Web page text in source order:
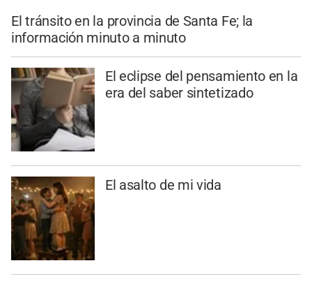
El tránsito en la provincia de Santa Fe; la
información minuto a minuto
El eclipse del pensamiento en la
era del saber sintetizado
El asalto de mi vida